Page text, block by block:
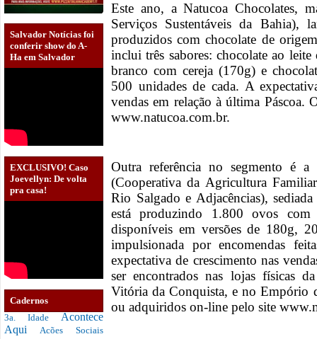
Salvador Notícias foi
conferir show do A-
Ha em Salvador
EXCLUSIVO! Caso
Joevellyn: De volta
pra casa!
Cadernos
3a. Idade Acontece
Aqui Acões Sociais
Este ano, a Natucoa Chocolates,
Serviços Sustentáveis da Bahia),
produzidos com chocolate de
inclui três sabores: chocolate ao
branco com cereja (170g) e
500 unidades de cada. A
vendas em relação à última Páscoa.
www.natucoa.com.br.
Outra referência no segmento é a
(Cooperativa da Agricultura
Rio Salgado e Adjacências),
está produzindo 1.800 ovos
disponíveis em versões de 180g,
impulsionada por encomendas
expectativa de crescimento nas
ser encontrados nas lojas físicas
Vitória da Conquista, e no Empório
ou adquiridos on-line pelo site